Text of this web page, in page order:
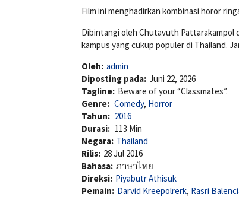
Film ini menghadirkan kombinasi horor
Dibintangi oleh Chutavuth Pattarakampol
kampus yang cukup populer di Thailand.
Oleh: admin
Diposting pada: Juni 22, 2026
Tagline: Beware of your “Classmates”.
Genre: Comedy, Horror
Tahun: 2016
Durasi: 113 Min
Negara: Thailand
Rilis: 28 Jul 2016
Bahasa: ภาษาไทย
Direksi: Piyabutr Athisuk
Pemain: Darvid Kreepolrerk, Rasri